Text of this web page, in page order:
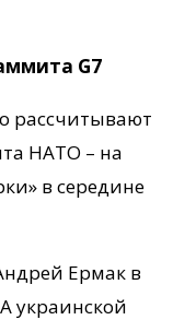
G7
рассчитывают
НАТО – на
в середине
Ермак в
украинской